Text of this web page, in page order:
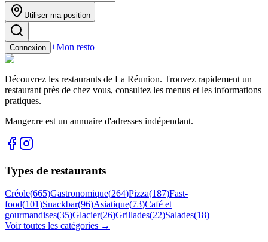
Utiliser ma position
Connexion +Mon resto
Découvrez les restaurants de La Réunion. Trouvez rapidement un
restaurant près de chez vous, consultez les menus et les informations
pratiques.
Manger.re est un annuaire d'adresses indépendant.
Types de restaurants
Créole(665)Gastronomique(264)Pizza(187)Fast-
food(101)Snackbar(96)Asiatique(73)Café et
gourmandises(35)Glacier(26)Grillades(22)Salades(18)
Voir toutes les catégories →